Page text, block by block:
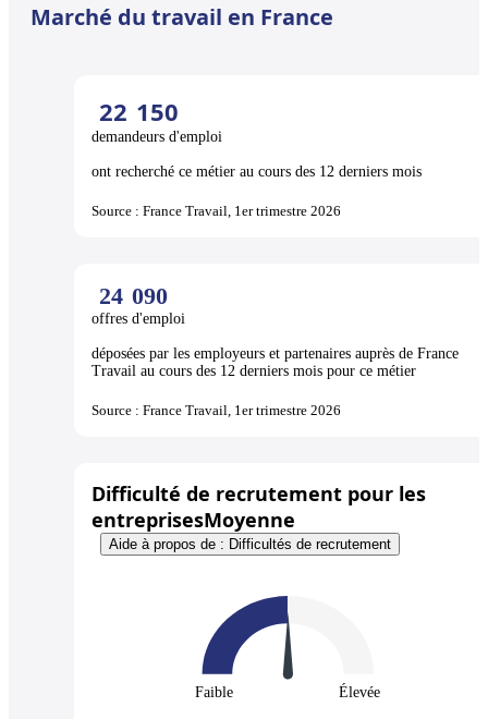
Marché du travail en France
22 150
demandeurs d'emploi
ont recherché ce métier au cours des 12 derniers mois
Source : France Travail, 1er trimestre 2026
24 090
offres d'emploi
déposées par les employeurs et partenaires auprès de France
Travail au cours des 12 derniers mois pour ce métier
Source : France Travail, 1er trimestre 2026
Difficulté de recrutement pour les
entreprisesMoyenne
Aide à propos de : Difficultés de recrutement
Faible Élevée